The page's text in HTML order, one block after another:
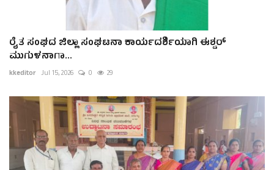
ರೈತ ಸಂಘದ ಜಿಲ್ಲಾ ಸಂಘಟನಾ ಕಾರ್ಯದರ್ಶಿಯಾಗಿ ಈಶ್ವ‌ರ್
ಮುಗುಳನಾಗಾ...
kkeditor Jul 15, 2026 0 29